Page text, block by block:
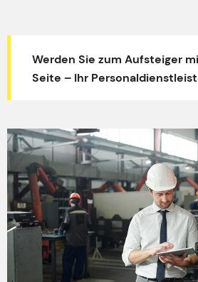
Werden Sie zum Aufsteiger
Seite – Ihr